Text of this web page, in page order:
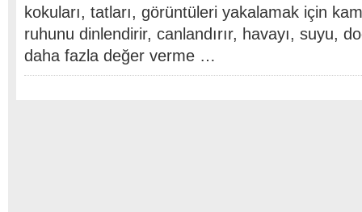
kokuları, tatları, görüntüleri yakalamak için
ruhunu dinlendirir, canlandırır, havayı, suyu,
daha fazla değer verme …